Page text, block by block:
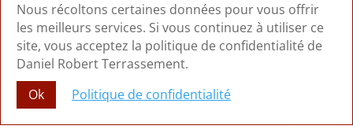
Nous récoltons certaines données pour vous offrir
les meilleurs services. Si vous continuez à utiliser ce
site, vous acceptez la politique de confidentialité de
Daniel Robert Terrassement.
Ok
Politique de confidentialité